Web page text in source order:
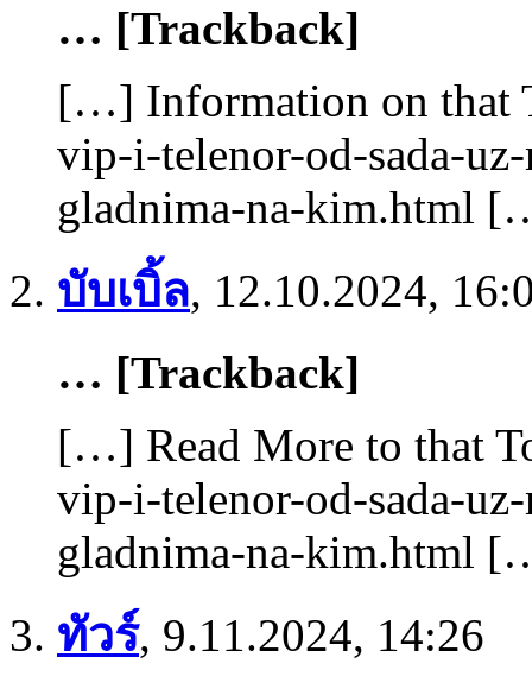
… [Trackback]
[…] Information on that
vip-i-telenor-od-sada-
gladnima-na-kim.html
บับเบิ้ล, 12.10.2024,
… [Trackback]
[…] Read More to that
vip-i-telenor-od-sada-
gladnima-na-kim.html
ทัวร์, 9.11.2024, 14:26